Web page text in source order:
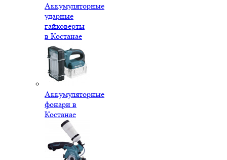
Аккумуляторные
ударные
гайковерты
в Костанае
Аккумуляторные
фонари в
Костанае